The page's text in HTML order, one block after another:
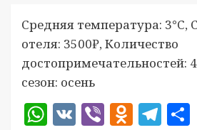
Средняя температура: 3°C,
отеля: 3500₽, Количество
достопримечательностей:
сезон: осень
WhatsApp
VKViber